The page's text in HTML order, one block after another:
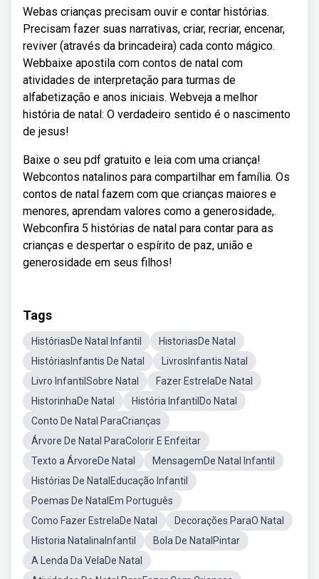
Webas crianças precisam ouvir e contar histórias.
Precisam fazer suas narrativas, criar, recriar, encenar,
reviver (através da brincadeira) cada conto mágico.
Webbaixe apostila com contos de natal com
atividades de interpretação para turmas de
alfabetização e anos iniciais. Webveja a melhor
história de natal: O verdadeiro sentido é o nascimento
de jesus!
Baixe o seu pdf gratuito e leia com uma criança!
Webcontos natalinos para compartilhar em família. Os
contos de natal fazem com que crianças maiores e
menores, aprendam valores como a generosidade,.
Webconfira 5 histórias de natal para contar para as
crianças e despertar o espírito de paz, união e
generosidade em seus filhos!
Tags
HistóriasDe Natal Infantil
HistoriasDe Natal
HistóriasInfantis De Natal
LivrosInfantis Natal
Livro InfantilSobre Natal
Fazer EstrelaDe Natal
HistorinhaDe Natal
História InfantilDo Natal
Conto De Natal ParaCrianças
Árvore De Natal ParaColorir E Enfeitar
Texto a ÁrvoreDe Natal
MensagemDe Natal Infantil
Histórias De NatalEducação Infantil
Poemas De NatalEm Português
Como Fazer EstrelaDe Natal
Decorações ParaO Natal
Historia NatalinaInfantil
Bola De NatalPintar
A Lenda Da VelaDe Natal